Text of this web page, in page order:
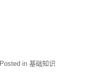
Posted in 基础知识